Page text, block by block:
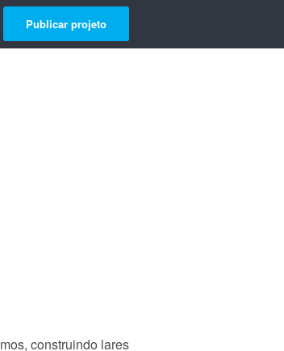
Publicar projeto
construindo lares